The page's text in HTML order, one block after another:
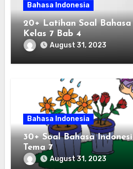
Bahasa Indonesia
20+ Latihan Soal Bahasa
Kelas 7 Bab 4
August 31, 2023
Bahasa Indonesia
30+ Soal Bahasa
Tema 7
August 31, 2023